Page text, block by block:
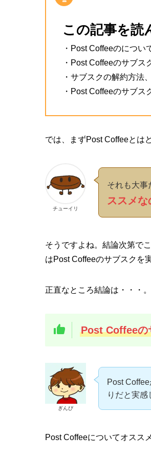
この記事を読
・Post Coffeeのについ
・Post Coffeeのサブス
・サブスクの解約方法
・Post Coffeeのサブス
では、まずPost Coffeeとは
チューイリ
それも大事
ススメ
そうですよね。結論次第で
はPost Coffeeのサブスクを
正直なところ結論は・・・。
Post Coffeeの
ぎんぴ
Post
りだと実感
Post Coffeeについてオスス